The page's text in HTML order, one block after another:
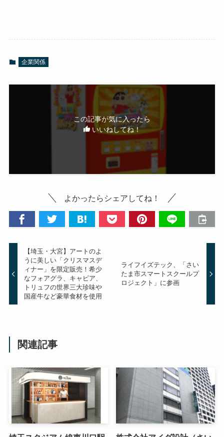
企業関係
この記事が気に入ったら
いいねしてね！
よかったらシェアしてね！
【埼玉・大宮】アートのよ
うに美しい「クリスマスデ
ィナー」を限定販売！希少
なフォアグラ、キャビア、
トリュフの世界三大珍味や
国産牛など豪華食材を使用
ライフイズテック、「さい
たま市スマートスクールプ
ロジェクト」に参画
関連記事